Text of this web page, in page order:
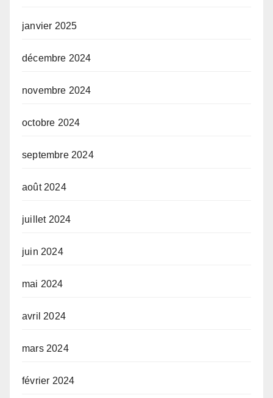
janvier 2025
décembre 2024
novembre 2024
octobre 2024
septembre 2024
août 2024
juillet 2024
juin 2024
mai 2024
avril 2024
mars 2024
février 2024